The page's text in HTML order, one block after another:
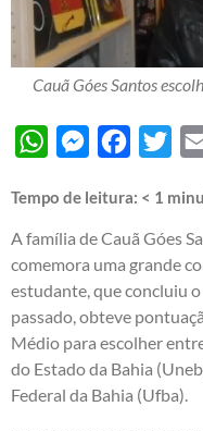
Cauã Góes Santos
WhatsAppMessengerFacebook
Tempo de leitura: < 1
A família de Cauã Góes
comemora uma grande
estudante, que concluiu
passado, obteve
Médio para escolher
do Estado da Bahia
Federal da Bahia (Ufba).